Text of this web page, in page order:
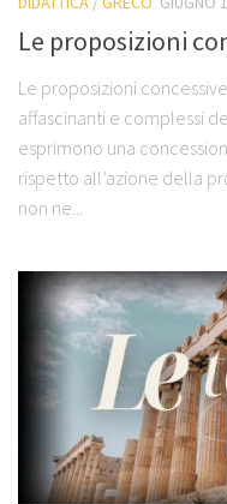
Le proposizioni
Le proposizioni
affascinanti e complessi
esprimono una
rispetto all’azione della
non ne...